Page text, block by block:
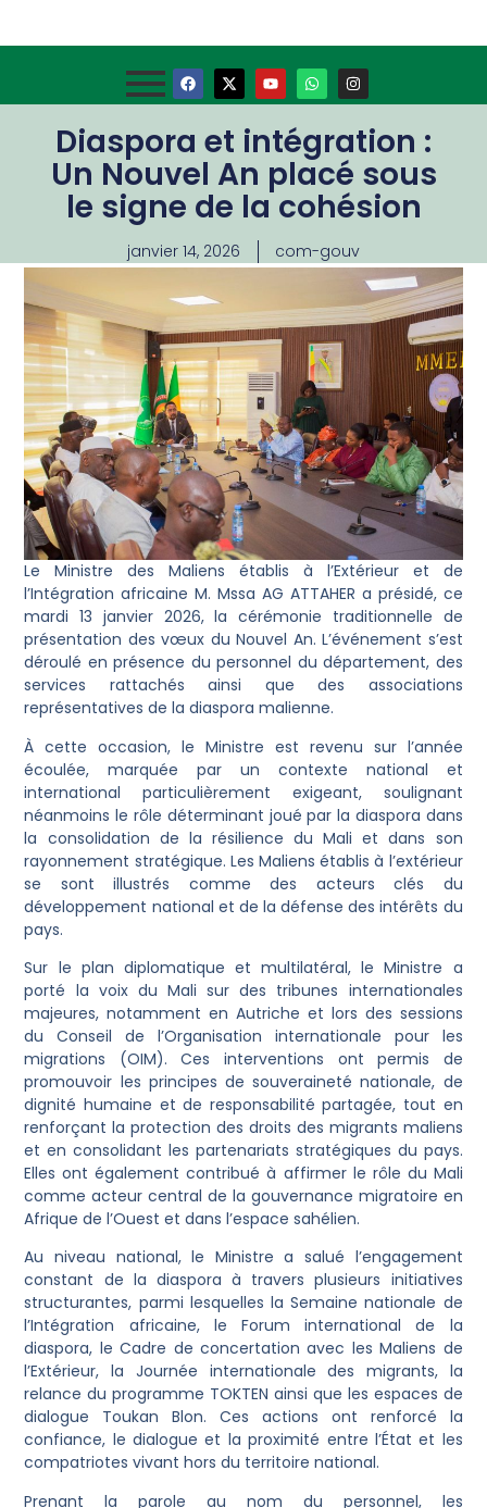
Diaspora et intégration :
Un Nouvel An placé sous
le signe de la cohésion
janvier 14, 2026 com-gouv
Le Ministre des Maliens établis à l’Extérieur et de
l’Intégration africaine M. Mssa AG ATTAHER a présidé, ce
mardi 13 janvier 2026, la cérémonie traditionnelle de
présentation des vœux du Nouvel An. L’événement s’est
déroulé en présence du personnel du département, des
services rattachés ainsi que des associations
représentatives de la diaspora malienne.
À cette occasion, le Ministre est revenu sur l’année
écoulée, marquée par un contexte national et
international particulièrement exigeant, soulignant
néanmoins le rôle déterminant joué par la diaspora dans
la consolidation de la résilience du Mali et dans son
rayonnement stratégique. Les Maliens établis à l’extérieur
se sont illustrés comme des acteurs clés du
développement national et de la défense des intérêts du
pays.
Sur le plan diplomatique et multilatéral, le Ministre a
porté la voix du Mali sur des tribunes internationales
majeures, notamment en Autriche et lors des sessions
du Conseil de l’Organisation internationale pour les
migrations (OIM). Ces interventions ont permis de
promouvoir les principes de souveraineté nationale, de
dignité humaine et de responsabilité partagée, tout en
renforçant la protection des droits des migrants maliens
et en consolidant les partenariats stratégiques du pays.
Elles ont également contribué à affirmer le rôle du Mali
comme acteur central de la gouvernance migratoire en
Afrique de l’Ouest et dans l’espace sahélien.
Au niveau national, le Ministre a salué l’engagement
constant de la diaspora à travers plusieurs initiatives
structurantes, parmi lesquelles la Semaine nationale de
l’Intégration africaine, le Forum international de la
diaspora, le Cadre de concertation avec les Maliens de
l’Extérieur, la Journée internationale des migrants, la
relance du programme TOKTEN ainsi que les espaces de
dialogue Toukan Blon. Ces actions ont renforcé la
confiance, le dialogue et la proximité entre l’État et les
compatriotes vivant hors du territoire national.
Prenant la parole au nom du personnel, les